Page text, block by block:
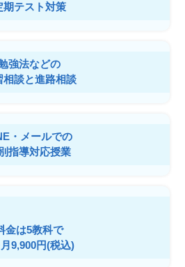
期テスト対策
強法などの
相談と進路相談
・メールでの
指導対応授業
金は5教科で
9,900円(税込)